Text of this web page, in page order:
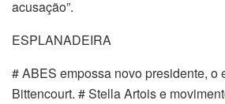
acusação”.
ESPLANADEIRA
# ABES empossa novo presidente, o
Bittencourt. # Stella Artois e